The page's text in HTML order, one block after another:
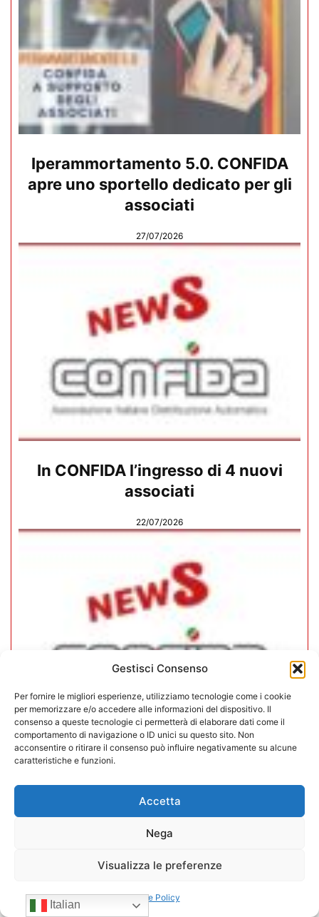
Gestisci Consenso
Per fornire le migliori esperienze, utilizziamo tecnologie come i cookie
per memorizzare e/o accedere alle informazioni del dispositivo. Il
consenso a queste tecnologie ci permetterà di elaborare dati come il
comportamento di navigazione o ID unici su questo sito. Non
acconsentire o ritirare il consenso può influire negativamente su alcune
caratteristiche e funzioni.
Accetta
Nega
Visualizza le preferenze
Cookie Policy
Iperammortamento 5.0. CONFIDA
apre uno sportello dedicato per gli
associati
27/07/2026
In CONFIDA l’ingresso di 4 nuovi
associati
22/07/2026
CONFIDA Servizi srl presenta il
17/07/2026
Italian